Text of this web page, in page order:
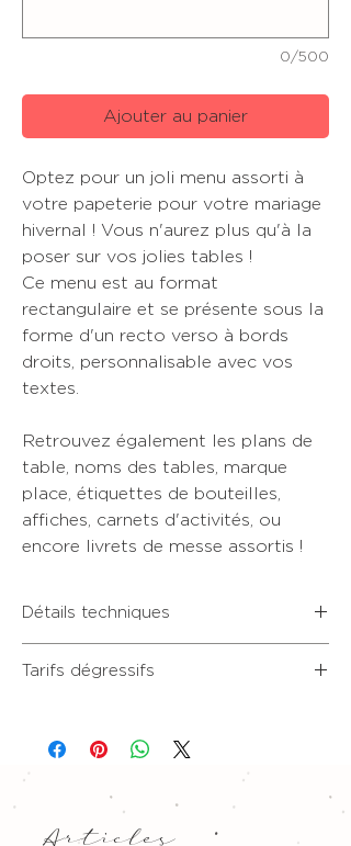
0/500
Ajouter au panier
Optez pour un joli menu assorti à
votre papeterie pour votre mariage
hivernal ! Vous n'aurez plus qu'à la
poser sur vos jolies tables !
Ce menu est au format
rectangulaire et se présente sous la
forme d'un recto verso à bords
droits, personnalisable avec vos
textes.
Retrouvez également les plans de
table, noms des tables, marque
place, étiquettes de bouteilles,
affiches, carnets d'activités, ou
encore livrets de messe assortis !
Détails techniques
• Beau papier blanc premium épais, non
Tarifs dégressifs
• 30 exemplaires : 1,60€ l'unité
• 40 exemplaires : 1,25€ l'unité
• 50 exemplaires : 1,04€ l'unité
• 60 exemplaires : 0,88€ l'unité